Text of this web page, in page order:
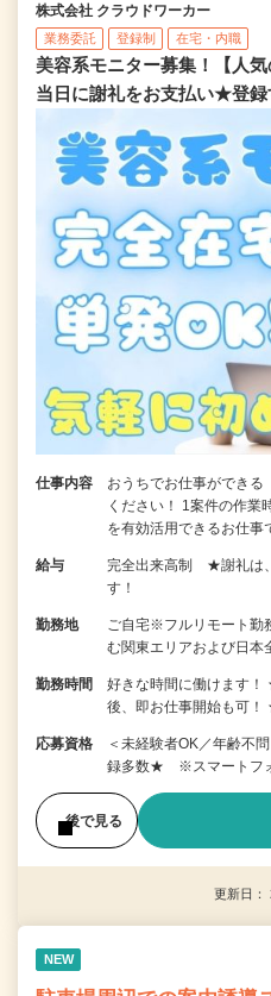
株式会社 クラウドワーカー
業務委託 登録制 在宅・内職
美容系モニター募集！【人
当日に謝礼をお支払い★登
仕事内容
おうちでお仕事ができる
ください！ 1案件の作業
を有効活用できるお仕
給与
完全出来高制 ★謝礼は
す！
勤務地
ご自宅※フルリモート
む関東エリアおよび日本
勤務時間
好きな時間に働けます
後、即お仕事開始も可
応募資格
＜未経験者OK／年齢不
録多数★ ※スマートフォ
後で見る
更新日
NEW